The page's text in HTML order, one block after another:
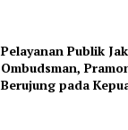
Pelayanan Publik
Ombudsman,
Berujung pada